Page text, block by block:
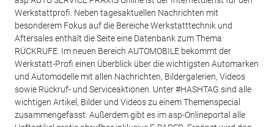
Werkstattprofi. Neben tagesaktuellen Nachrichten mit
besonderem Fokus auf die Bereiche Werkstatttechnik und
Aftersales enthält die Seite eine Datenbank zum Thema
RÜCKRUFE. Im neuen Bereich AUTOMOBILE bekommt der
Werkstatt-Profi einen Überblick über die wichtigsten Automarken
und Automodelle mit allen Nachrichten, Bildergalerien, Videos
sowie Rückruf- und Serviceaktionen. Unter #HASHTAG sind alle
wichtigen Artikel, Bilder und Videos zu einem Themenspecial
zusammengefasst. Außerdem gibt es im asp-Onlineportal alle